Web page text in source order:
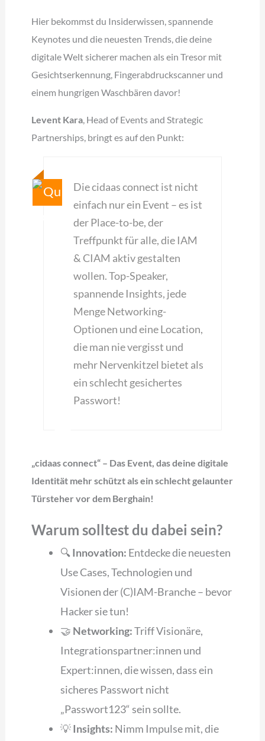
Hier bekommst du Insiderwissen, spannende
Keynotes und die neuesten Trends, die deine
digitale Welt sicherer machen als ein Tresor mit
Gesichtserkennung, Fingerabdruckscanner und
einem hungrigen Waschbären davor!
Levent Kara, Head of Events and Strategic
Partnerships, bringt es auf den Punkt:
Die cidaas connect ist nicht
einfach nur ein Event – es ist
der Place-to-be, der
Treffpunkt für alle, die IAM
& CIAM aktiv gestalten
wollen. Top-Speaker,
spannende Insights, jede
Menge Networking-
Optionen und eine Location,
die man nie vergisst und
mehr Nervenkitzel bietet als
ein schlecht gesichertes
Passwort!
„cidaas connect“ – Das Event, das deine digitale
Identität mehr schützt als ein schlecht gelaunter
Türsteher vor dem Berghain!
Warum solltest du dabei sein?
🔍Innovation: Entdecke die neuesten
Use Cases, Technologien und
Visionen der (C)IAM-Branche – bevor
Hacker sie tun!
🤝 Networking:Triff Visionäre,
Integrationspartner:innen und
Expert:innen, die wissen, dass ein
sicheres Passwort nicht
„Passwort123“ sein sollte.
💡Insights: Nimm Impulse mit, die